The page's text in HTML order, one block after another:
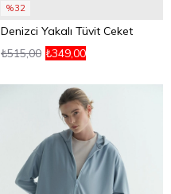
%32
Denizci Yakalı Tüvit Ceket
₺349,00
₺515,00